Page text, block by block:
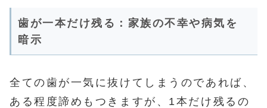
歯が一本だけ残る：家族の不幸や病気を
暗示
全ての歯が一気に抜けてしまうのであれば、
ある程度諦めもつきますが、1本だけ残るの